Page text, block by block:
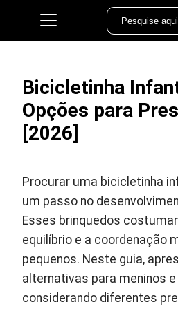
Bicicletinha
Opções para
[2026]
Procurar uma bicicletinha
um passo no
Esses brinquedos
equilíbrio e a coordenação
pequenos. Neste guia,
alternativas para meninos e
considerando diferentes